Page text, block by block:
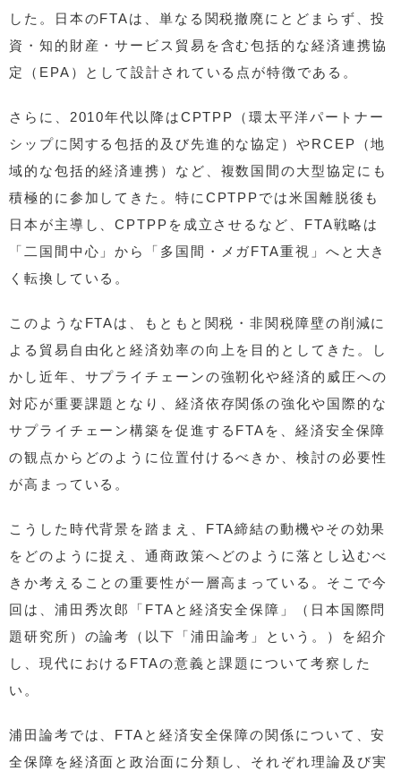
した。日本のFTAは、単なる関税撤廃にとどまらず、投
資・知的財産・サービス貿易を含む包括的な経済連携協
定（EPA）として設計されている点が特徴である。
さらに、2010年代以降はCPTPP（環太平洋パートナー
シップに関する包括的及び先進的な協定）やRCEP（地
域的な包括的経済連携）など、複数国間の大型協定にも
積極的に参加してきた。特にCPTPPでは米国離脱後も
日本が主導し、CPTPPを成立させるなど、FTA戦略は
「二国間中心」から「多国間・メガFTA重視」へと大き
く転換している。
このようなFTAは、もともと関税・非関税障壁の削減に
よる貿易自由化と経済効率の向上を目的としてきた。し
かし近年、サプライチェーンの強靭化や経済的威圧への
対応が重要課題となり、経済依存関係の強化や国際的な
サプライチェーン構築を促進するFTAを、経済安全保障
の観点からどのように位置付けるべきか、検討の必要性
が高まっている。
こうした時代背景を踏まえ、FTA締結の動機やその効果
をどのように捉え、通商政策へどのように落とし込むべ
きか考えることの重要性が一層高まっている。そこで今
回は、浦田秀次郎「FTAと経済安全保障」（日本国際問
題研究所）の論考（以下「浦田論考」という。）を紹介
し、現代におけるFTAの意義と課題について考察した
い。
浦田論考では、FTAと経済安全保障の関係について、安
全保障を経済面と政治面に分類し、それぞれ理論及び実